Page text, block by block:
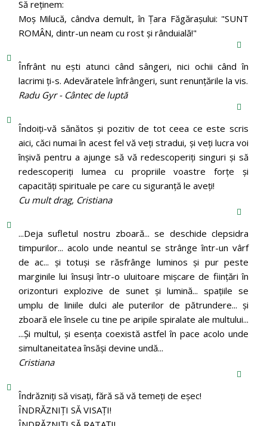
Să reținem:
Moș Milucă, cândva demult, în Ţara Făgăraşului: "SUNT
ROMÂN, dintr-un neam cu rost şi rânduială!"
Înfrânt nu ești atunci când sângeri, nici ochii când în
lacrimi ți-s. Adevăratele înfrângeri, sunt renunțările la vis.
Radu Gyr - Cântec de luptă
Îndoiți-vă sănătos și pozitiv de tot ceea ce este scris
aici, căci numai în acest fel vă veți stradui, și veți lucra voi
înșivă pentru a ajunge să vă redescoperiți singuri și să
redescoperiți lumea cu propriile voastre forțe și
capacități spirituale pe care cu siguranță le aveți!
Cu mult drag, Cristiana
...Deja sufletul nostru zboară... se deschide clepsidra
timpurilor... acolo unde neantul se strânge într-un vârf
de ac... și totuși se răsfrânge luminos și pur peste
marginile lui însuși într-o uluitoare mișcare de ființări în
orizonturi explozive de sunet și lumină... spațiile se
umplu de liniile dulci ale puterilor de pătrundere... și
zboară ele însele cu tine pe aripile spiralate ale multului...
...Și multul, și esența coexistă astfel în pace acolo unde
simultaneitatea însăși devine undă...
Cristiana
Îndrăzniţi să visaţi, fără să vă temeţi de eşec!
ÎNDRĂZNIȚI SĂ VISAȚI!